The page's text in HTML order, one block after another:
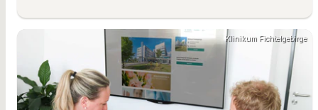
Klinikum Fichtelgebirge